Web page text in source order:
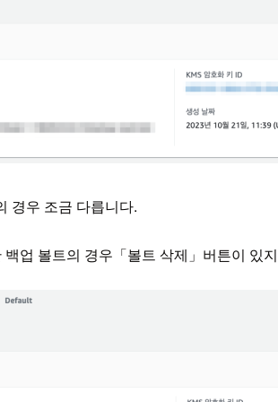
경우 조금 다릅니다.
업 볼트의 경우「볼트 삭제」버튼이 있